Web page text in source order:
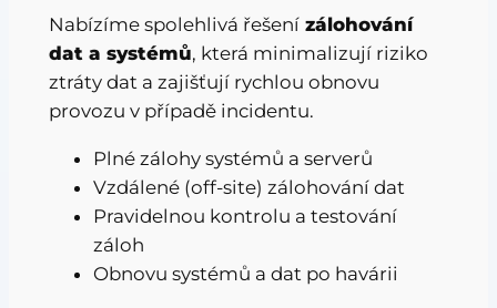
Nabízíme spolehlivá řešenízálohování
dat a systémů, která minimalizují riziko
ztráty dat a zajišťují rychlou obnovu
provozu v případě incidentu.
Plné zálohy systémů a serverů
Vzdálené (off-site) zálohování dat
Pravidelnou kontrolu a testování
záloh
Obnovu systémů a dat po havárii